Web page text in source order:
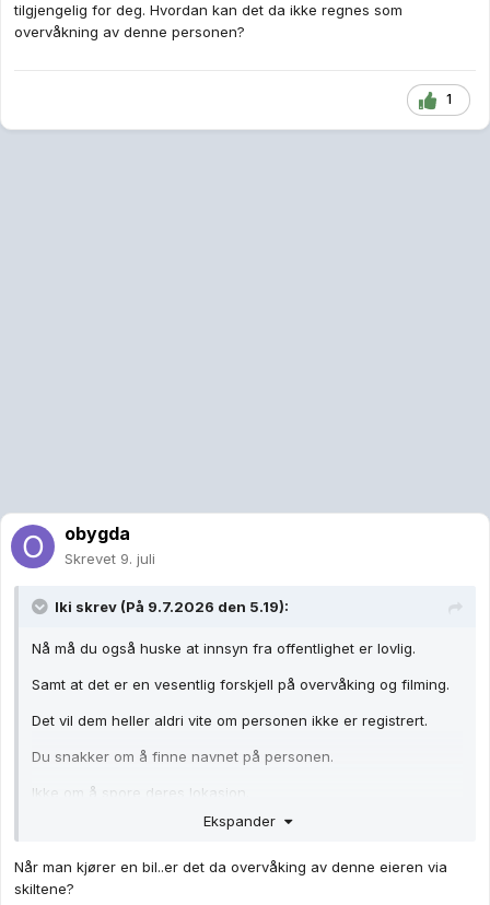
tilgjengelig for deg. Hvordan kan det da ikke regnes som
overvåkning av denne personen?
1
obygda
Skrevet 9. juli
Iki skrev (På 9.7.2026 den 5.19):
Nå må du også huske at innsyn fra offentlighet er lovlig.
Samt at det er en vesentlig forskjell på overvåking og filming.
Det vil dem heller aldri vite om personen ikke er registrert.
Du snakker om å finne navnet på personen.
Ikke om å spore deres lokasjon.
Om du kan se hvor en person befinner seg til en hver tid, se
personen tilgjengelig for deg. Hvordan kan det da ikke regnes
som overvåkning av denne personen?
Ekspander
Når man kjører en bil..er det da overvåking av denne eieren via
skiltene?